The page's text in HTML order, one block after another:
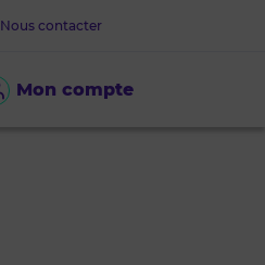
Mon compte
Nous contacter